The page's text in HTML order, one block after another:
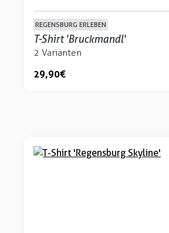
REGENSBURG ERLEBEN
T-Shirt 'Bruckmandl'
2 Varianten
29,90 €